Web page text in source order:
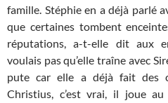
famille. Stéphie en a déjà parlé
que certaines tombent
réputations, a-t-elle dit aux
voulais pas qu’elle traîne avec
pute car elle a déjà fait des
Christius, c’est vrai, il joue